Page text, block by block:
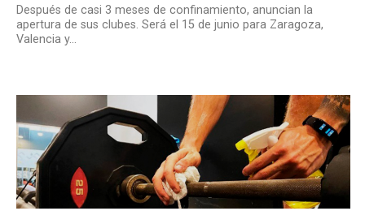
Después de casi 3 meses de confinamiento, anuncian la
apertura de sus clubes. Será el 15 de junio para Zaragoza,
Valencia y...